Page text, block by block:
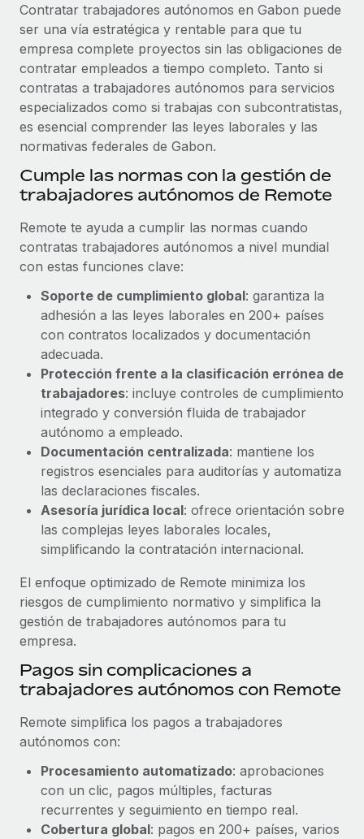
SERVICIOS
Pregunta a un experto
Obtén ayuda de gente experta en RR. HH. globales
y cumplimiento normativo.
Comprobaciones de antecedentes
Cumplimiento normativo
normativo.
Gestión de dispositivos
Proporciona dispositivos tecnológicos y contrólalos
en todo el mundo.
Apertura de entidades
Abre entidades conforme a la legalidad enseguida.
Movilidad y reubicación
Reubica a los empleados con facilidad.
Prestaciones
Gestiona las prestaciones de los empleados sin
complicaciones.
Remote Build Próximamente
Consultoría de integraciones y automatización con IA.
CASOS PRÁCTICOS
Obtén ayuda
Consulta todos los recursos
BLOG
Nómina global
EOR y PEO
Impuestos
BLOG
Novedades de producto de Remote:
Integraciones con Gusto y Xero y Contractor
Management Plus
La misión de Remote sigue siendo ayudar a empresas de
todos los tamaños a contratar, gestionar y...
Más información
Pento se convierte en un empleador equitativo
con Remote
Gestionar las nóminas internamente es complicado. Tardas
semanas en hacerlo manualmente y, al mes...
Más información
Contratar trabajadores autónomos en Gabon puede
ser una vía estratégica y rentable para que tu
empresa complete proyectos sin las obligaciones de
contratar empleados a tiempo completo. Tanto si
contratas a trabajadores autónomos para servicios
especializados como si trabajas con subcontratistas,
es esencial comprender las leyes laborales y las
normativas federales de Gabon.
Cumple las normas con la gestión de
trabajadores autónomos de Remote
Remote te ayuda a cumplir las normas cuando
contratas trabajadores autónomos a nivel mundial
con estas funciones clave:
Soporte de cumplimiento global: garantiza la
adhesión a las leyes laborales en 200+ países
con contratos localizados y documentación
adecuada.
Protección frente a la clasificación errónea de
trabajadores: incluye controles de cumplimiento
integrado y conversión fluida de trabajador
autónomo a empleado.
Documentación centralizada: mantiene los
registros esenciales para auditorías y automatiza
las declaraciones fiscales.
Asesoría jurídica local: ofrece orientación sobre
las complejas leyes laborales locales,
simplificando la contratación internacional.
El enfoque optimizado de Remote minimiza los
riesgos de cumplimiento normativo y simplifica la
gestión de trabajadores autónomos para tu
empresa.
Pagos sin complicaciones a
trabajadores autónomos con Remote
Remote simplifica los pagos a trabajadores
autónomos con:
Procesamiento automatizado: aprobaciones
con un clic, pagos múltiples, facturas
recurrentes y seguimiento en tiempo real.
Cobertura global: pagos en 200+ países, varios